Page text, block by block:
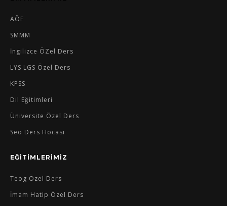
AÖF
SMMM
İngilizce ÖZel Ders
LYS LGS Özel Ders
KPSS
Dil Eğitimleri
Üniversite Özel Ders
Seo Ders Hocası
EĞİTİMLERİMİZ
Teog Özel Ders
İmam Hatip Özel Ders